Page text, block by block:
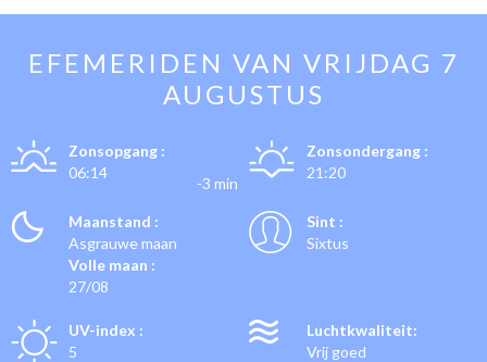
EFEMERIDEN VAN VRIJDAG 7
AUGUSTUS
Zonsopgang :
06:14
-3 min
Zonsondergang :
21:20
Maanstand :
Asgrauwe maan
Volle maan :
27/08
Sint :
Sixtus
UV-index :
5
Luchtkwaliteit:
Vrij goed